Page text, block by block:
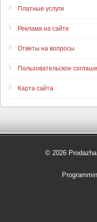
Платные услуги
Реклама на сайте
Ответы на вопросы
Пользовательское
Карта сайта
© 2026